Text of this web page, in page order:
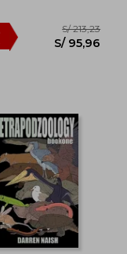
55%
dcto.